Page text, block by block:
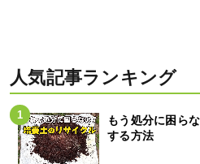
人気記事ランキング
もう処分に困ら
する方法